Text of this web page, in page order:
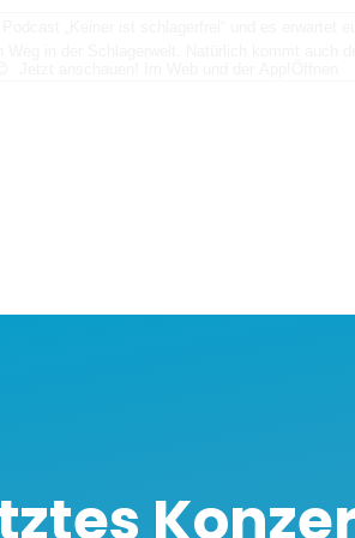
„Keiner ist schlagerfrei“ und es erwartet
in der Schlagerwelt. Natürlich kommt auch